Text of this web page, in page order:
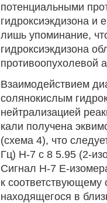
потенциальными
гидроксиэкдизона и
лишь упоминание,
гидроксиэкдизона
противоопухолевой
Взаимодействием
солянокислым
нейтрализацией
кали получена
(схема 4), что
Гц) Н-7 с 8 5.95 (2-
Сигнал Н-7 Е-
к соответствующему
находящегося в